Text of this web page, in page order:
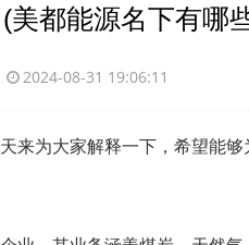
都能源名下有哪
2024-08-31 19:06:11
来为大家解释一下，希望能够